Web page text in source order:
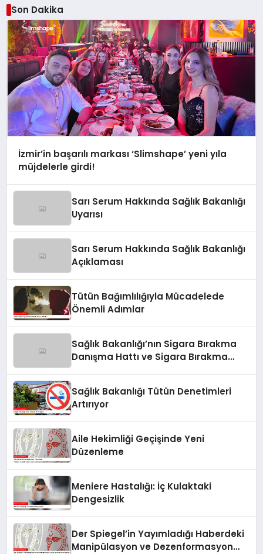
Son Dakika
İzmir’in başarılı markası ‘Slimshape’ yeni yıla
müjdelerle girdi!
Sarı Serum Hakkında Sağlık Bakanlığı
Uyarısı
Sarı Serum Hakkında Sağlık Bakanlığı
Açıklaması
Tütün Bağımlılığıyla Mücadelede
Önemli Adımlar
Sağlık Bakanlığı’nın Sigara Bırakma
Danışma Hattı ve Sigara Bırakma
Sağlık Bakanlığı Tütün Denetimleri
Artırıyor
Aile Hekimliği Geçişinde Yeni
Düzenleme
Meniere Hastalığı: İç Kulaktaki
Dengesizlik
Der Spiegel’in Yayımladığı Haberdeki
Manipülasyon ve Dezenformasyon